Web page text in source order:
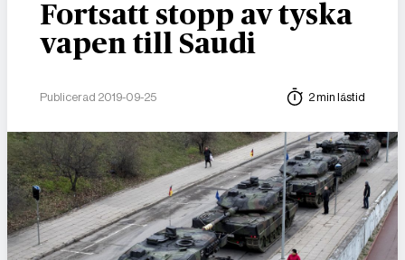
Fortsatt stopp av tyska
vapen till Saudi
Publicerad 2019-09-25 2 min lästid